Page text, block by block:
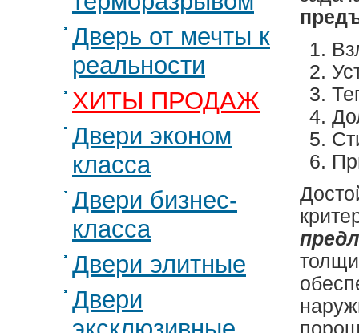
Дверь от мечты к
реальности
ХИТЫ ПРОДАЖ
Двери эконом
класса
Двери бизнес-
класса
Двери элитные
Двери